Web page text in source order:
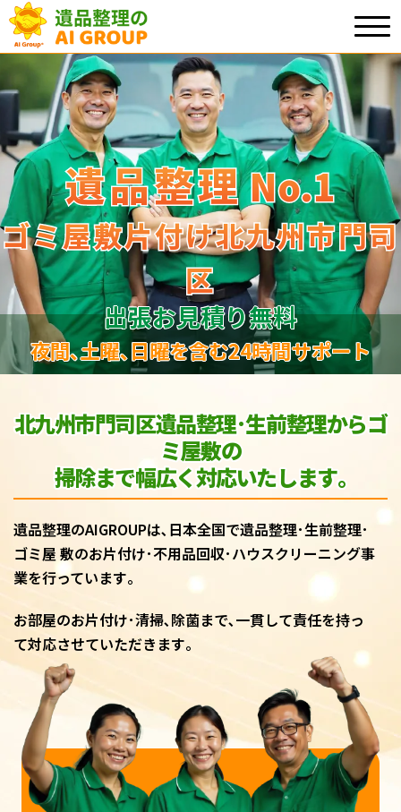
遺品整理No.1
ゴミ屋敷片付け北九州市門司
区
遺品整理No.1
ゴミ屋敷片付け北九州市門司
区
出張お見積り無料
夜間､土曜､日曜を含む24時間サポート
北九州市門司区遺品整理･生前整理からゴ
ミ屋敷の
掃除まで幅広く対応いたします｡
遺品整理のAIGROUPは､日本全国で遺品整理･生前整理･
ゴミ屋 敷のお片付け･不用品回収･ハウスクリーニング事
業を行っています｡
お部屋のお片付け･清掃､除菌まで､一貫して責任を持っ
て対応させていただきます｡